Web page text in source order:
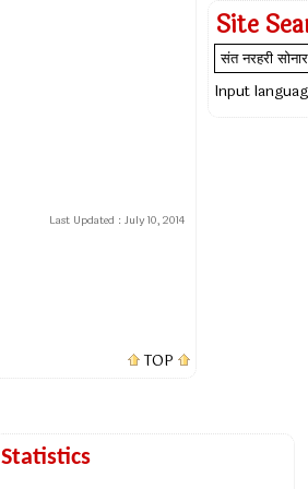
Last Updated : July 10, 2014
TOP
Site
Input
Statistics